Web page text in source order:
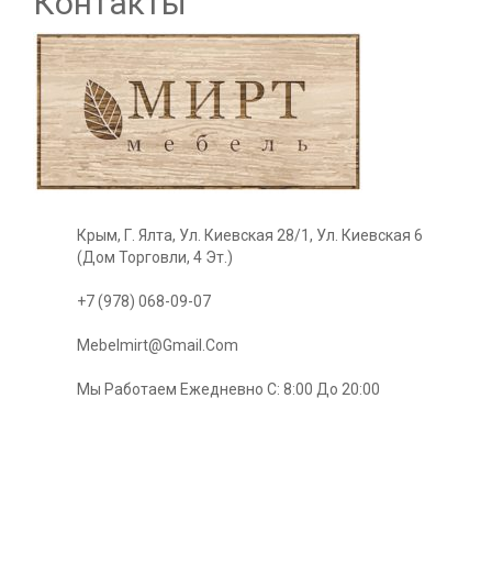
Крым, Г. Ялта, Ул. Киевская 28/1, Ул. Киевская 6
(Дом Торговли, 4 Эт.)
+7 (978) 068-09-07
Mebelmirt@gmail.com
Мы Работаем Ежедневно С: 8:00 До 20:00